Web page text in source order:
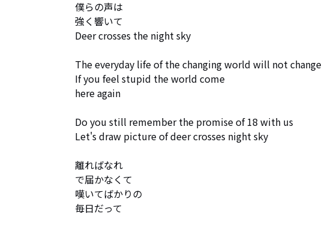
僕らの声は
強く響いて
Deer crosses the night sky
The everyday life of the changing world will not change
If you feel stupid the world come
here again
Do you still remember the promise of 18 with us
Let's draw picture of deer crosses night sky
離ればなれ
で届かなくて
嘆いてばかりの
毎日だって